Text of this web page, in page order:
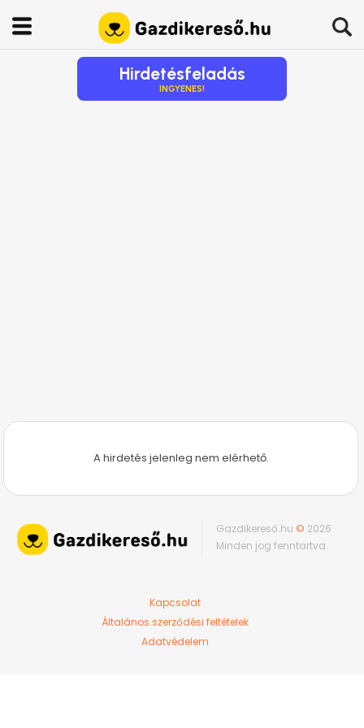
Hirdetésfeladás
INGYENES!
A hirdetés jelenleg nem elérhető.
Gazdikereső.hu © 2026
Minden jog fenntartva.
Kapcsolat
Általános szerződési feltételek
Adatvédelem